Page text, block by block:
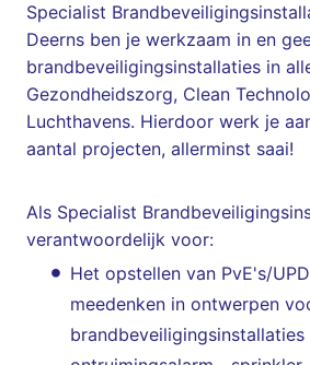
Specialist
Deerns ben je werkzaam in en
brandbeveiligingsinstallaties in
Gezondheidszorg, Clean
Luchthavens. Hierdoor werk je
aantal projecten, allerminst saai!
Als Specialist
verantwoordelijk voor:
Het opstellen van PvE's/
meedenken in ontwerpen